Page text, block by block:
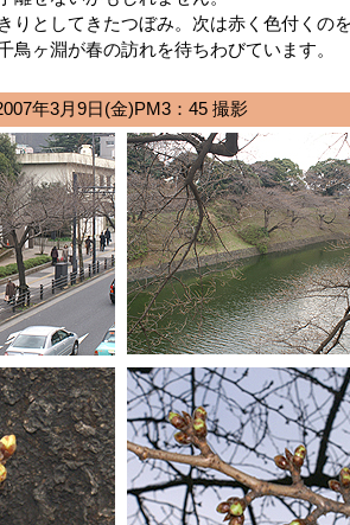
りとしてきたつぼみ。次は赤く色付くの
鳥ヶ淵が春の訪れを待ちわびています。
年3月9日(金)PM3：45 撮影